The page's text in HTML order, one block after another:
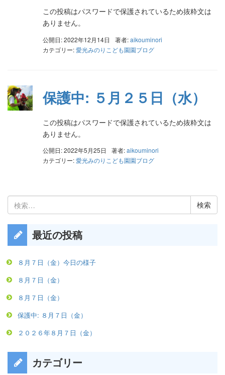
この投稿はパスワードで保護されているため抜粋文は
ありません。
公開日: 2022年12月14日 著者:aikouminori
カテゴリー:愛光みのりこども園園ブログ
保護中: ５月２５日（水）
この投稿はパスワードで保護されているため抜粋文は
ありません。
公開日: 2022年5月25日 著者:aikouminori
カテゴリー:愛光みのりこども園園ブログ
検
索:
最近の投稿
８月７日（金）今日の様子
８月７日（金）
８月７日（金）
保護中: ８月７日（金）
２０２６年８月７日（金）
カテゴリー